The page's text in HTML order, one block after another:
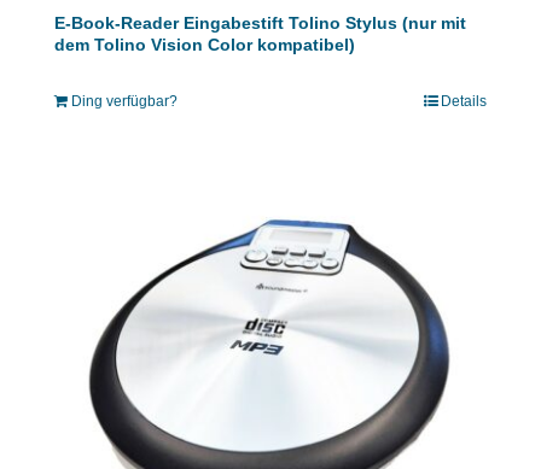
E-Book-Reader Eingabestift Tolino Stylus (nur mit
dem Tolino Vision Color kompatibel)
Ding verfügbar? Details